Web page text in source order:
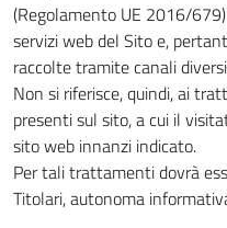
(Regolamento UE 2016/
servizi web del Sito e,
raccolte tramite canali
Non si riferisce, quindi, ai
presenti sul sito, a cui il
sito web innanzi indicato.
Per tali trattamenti dovrà
Titolari, autonoma